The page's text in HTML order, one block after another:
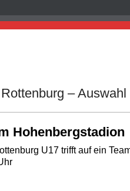
–
Hohenbergstadion
U17 trifft auf ein